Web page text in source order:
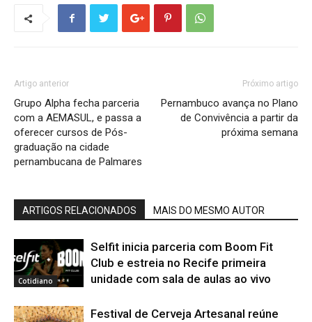
Artigo anterior
Grupo Alpha fecha parceria
com a AEMASUL, e passa a
oferecer cursos de Pós-
graduação na cidade
pernambucana de Palmares
Próximo artigo
Pernambuco avança no Plano
de Convivência a partir da
próxima semana
ARTIGOS RELACIONADOS MAIS DO MESMO AUTOR
Cotidiano
Selfit inicia parceria com Boom Fit
Club e estreia no Recife primeira
unidade com sala de aulas ao vivo
Festival de Cerveja Artesanal reúne